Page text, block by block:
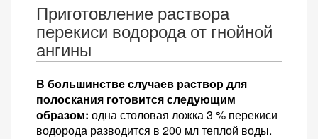
Приготовление раствора
перекиси водорода от гнойной
ангины
В большинстве случаев раствор для
полоскания готовится следующим
образом: одна столовая ложка 3 % перекиси
водорода разводится в 200 мл теплой воды.